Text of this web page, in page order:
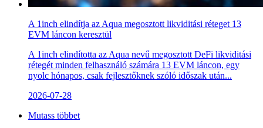
A 1inch elindítja az Aqua megosztott likviditási réteget 13
EVM láncon keresztül
A 1inch elindította az Aqua nevű megosztott DeFi likviditási
rétegét minden felhasználó számára 13 EVM láncon, egy
nyolc hónapos, csak fejlesztőknek szóló időszak után...
2026-07-28
Mutass többet